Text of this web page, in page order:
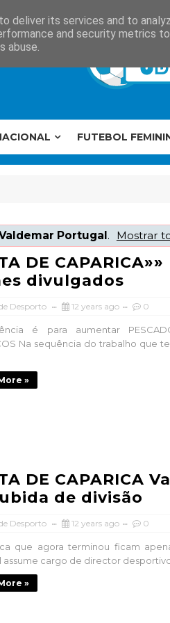
FUTEBOL
Portugal. Mostrar
DE
divulgados
Desporto 12 years ago 0
é para aumentar
Na sequência do trabalho que
»
DE CAPARICA
de divisão
Desporto 12 years ago 0
que agora terminou ficam
assume cargo de director
»
deliver its services and to
and security metrics
abuse.